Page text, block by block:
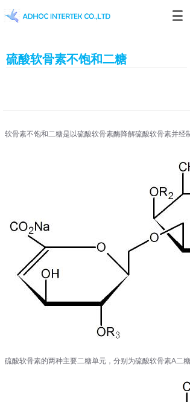
硫酸软骨素不饱和二糖
软骨素不饱和二糖是以硫酸软骨素酶降解硫酸软骨素并经
硫酸软骨素的两种主要二糖单元，分别为硫酸软骨素A二糖